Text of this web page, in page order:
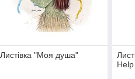
Листівка "Моя душа"